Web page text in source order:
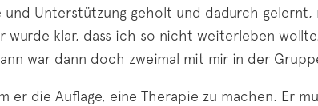
Unterstützung geholt und dadurch gelernt,
wurde klar, dass ich so nicht weiterleben
war dann doch zweimal mit mir in der
er die Auflage, eine Therapie zu machen. Er